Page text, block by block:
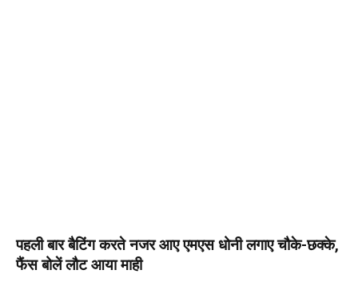
पहली बार बैटिंग करते नजर आए एमएस धोनी लगाए चौके-छक्के,
फैंस बोलें लौट आया माही